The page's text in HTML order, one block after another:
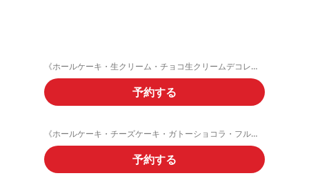
《ホールケーキ・生クリーム・チョコ生クリームデコレーション》ご予約フォーム
予約する
《ホールケーキ・チーズケーキ・ガトーショコラ・フルーツタルト》ご予約
予約する